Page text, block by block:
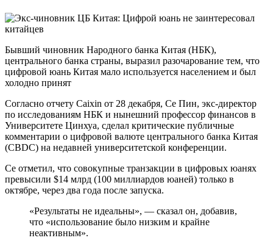
Бывший чиновник Народного банка Китая (НБК),
центрального банка страны, выразил разочарование тем, что
цифровой юань Китая мало используется населением и был
холодно принят
Согласно отчету Caixin от 28 декабря, Се Пин, экс-директор
по исследованиям НБК и нынешний профессор финансов в
Университете Цинхуа, сделал критические публичные
комментарии о цифровой валюте центрального банка Китая
(CBDC) на недавней университетской конференции.
Се отметил, что совокупные транзакции в цифровых юанях
превысили $14 млрд (100 миллиардов юаней) только в
октябре, через два года после запуска.
«Результаты не идеальны», — сказал он, добавив,
что «использование было низким и крайне
неактивным».